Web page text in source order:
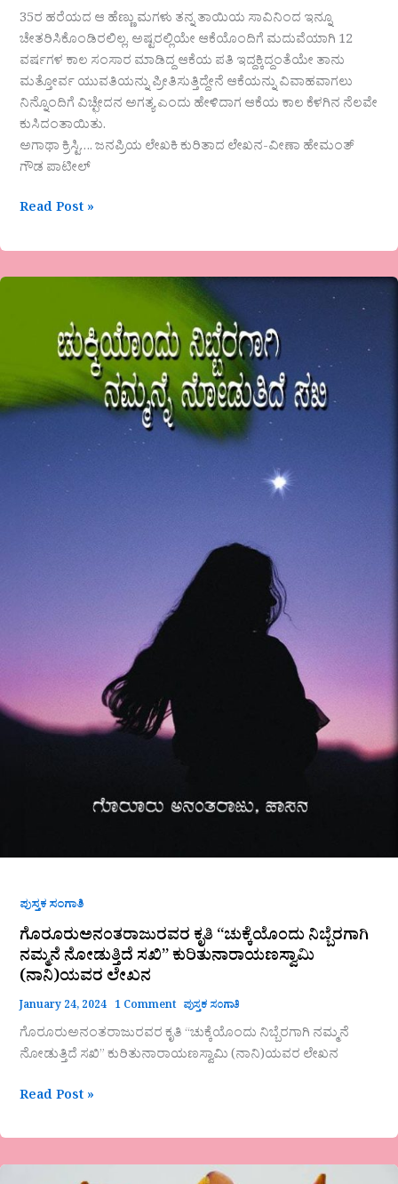
35ರ ಹರೆಯದ ಆ ಹೆಣ್ಣು ಮಗಳು ತನ್ನ ತಾಯಿಯ ಸಾವಿನಿಂದ ಇನ್ನೂ
ಚೇತರಿಸಿಕೊಂಡಿರಲಿಲ್ಲ, ಅಷ್ಟರಲ್ಲಿಯೇ ಆಕೆಯೊಂದಿಗೆ ಮದುವೆಯಾಗಿ 12
ವರ್ಷಗಳ ಕಾಲ ಸಂಸಾರ ಮಾಡಿದ್ದ ಆಕೆಯ ಪತಿ ಇದ್ದಕ್ಕಿದ್ದಂತೆಯೇ ತಾನು
ಮತ್ತೋರ್ವ ಯುವತಿಯನ್ನು ಪ್ರೀತಿಸುತ್ತಿದ್ದೇನೆ ಆಕೆಯನ್ನು ವಿವಾಹವಾಗಲು
ನಿನ್ನೊಂದಿಗೆ ವಿಚ್ಛೇದನ ಅಗತ್ಯ ಎಂದು ಹೇಳಿದಾಗ ಆಕೆಯ ಕಾಲ ಕೆಳಗಿನ ನೆಲವೇ
ಕುಸಿದಂತಾಯಿತು.
ಅಗಾಥಾ ಕ್ರಿಸ್ಟಿ…. ಜನಪ್ರಿಯ ಲೇಖಕಿ ಕುರಿತಾದ ಲೇಖನ-ವೀಣಾ ಹೇಮಂತ್
ಗೌಡ ಪಾಟೀಲ್
Read Post »
ಪುಸ್ತಕ ಸಂಗಾತಿ
ಗೊರೂರುಅನಂತರಾಜುರವರ ಕೃತಿ “ಚುಕ್ಕೆಯೊಂದು ನಿಬ್ಬೆರಗಾಗಿ
ನಮ್ಮನೆ ನೋಡುತ್ತಿದೆ ಸಖಿ” ಕುರಿತುನಾರಾಯಣಸ್ವಾಮಿ
(ನಾನಿ)ಯವರ ಲೇಖನ
January 24, 2024 1 Comment ಪುಸ್ತಕ ಸಂಗಾತಿ
ಗೊರೂರುಅನಂತರಾಜುರವರ ಕೃತಿ “ಚುಕ್ಕೆಯೊಂದು ನಿಬ್ಬೆರಗಾಗಿ ನಮ್ಮನೆ
ನೋಡುತ್ತಿದೆ ಸಖಿ” ಕುರಿತುನಾರಾಯಣಸ್ವಾಮಿ (ನಾನಿ)ಯವರ ಲೇಖನ
ಗೊರೂರುಅನಂತರಾಜುರವರ
“ಚುಕ್ಕೆಯೊಂದು
ನಿಬ್ಬೆರಗಾಗಿ
ನೋಡುತ್ತಿದೆ
ಸಖಿ”
ಕುರಿತುನಾರಾಯಣಸ್ವಾಮಿ
(ನಾನಿ)ಯವರ
Read Post »